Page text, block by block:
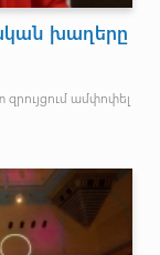
խաղերը
ամփոփել